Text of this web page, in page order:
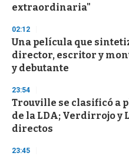
extraordinaria"
02:12
Una película que
director, escritor y
y debutante
23:54
Trouville se clasificó a
de la LDA; Verdirrojo y
directos
23:45